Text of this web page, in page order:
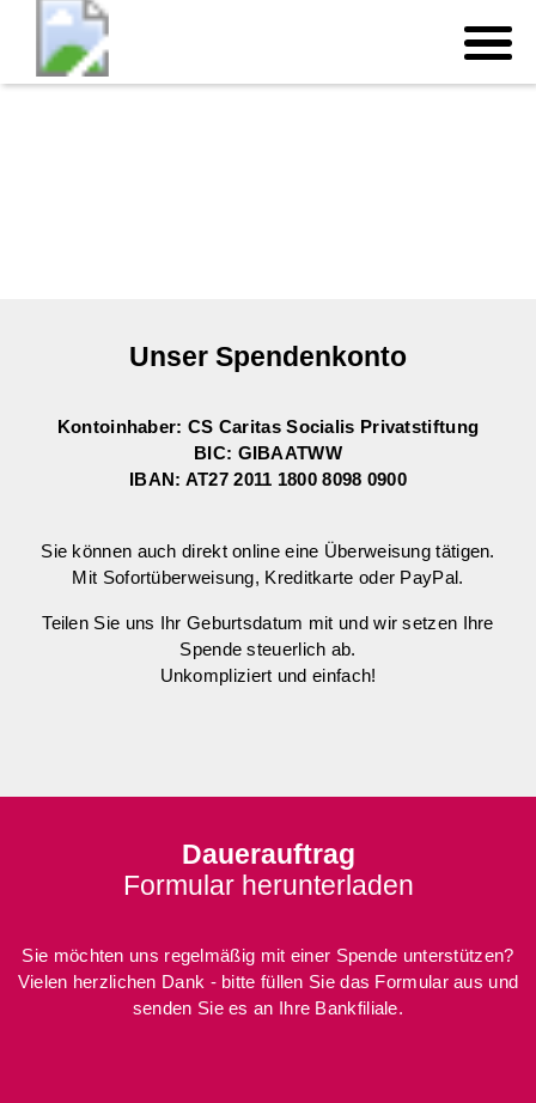
Unser Spendenkonto
Kontoinhaber: CS Caritas Socialis Privatstiftung
BIC: GIBAATWW
IBAN: AT27 2011 1800 8098 0900
Sie können auch direkt online eine Überweisung tätigen.
Mit Sofortüberweisung, Kreditkarte oder PayPal.
Teilen Sie uns Ihr Geburtsdatum mit und wir setzen Ihre
Spende steuerlich ab.
Unkompliziert und einfach!
Dauerauftrag
Formular herunterladen
Sie möchten uns regelmäßig mit einer Spende unterstützen?
Vielen herzlichen Dank - bitte füllen Sie das Formular aus und
senden Sie es an Ihre Bankfiliale.